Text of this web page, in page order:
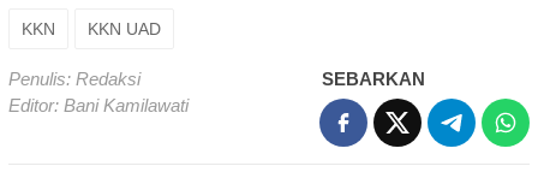
KKN KKN UAD
Penulis: Redaksi
Editor: Bani Kamilawati
SEBARKAN